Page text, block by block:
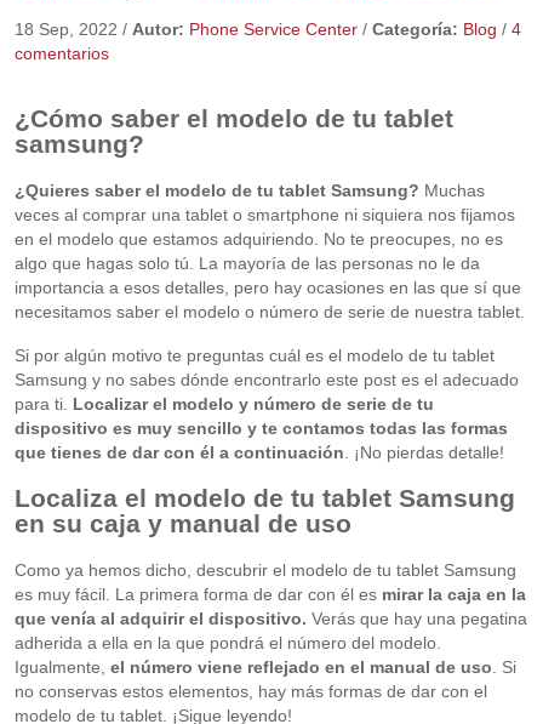
18 Sep, 2022 / Autor: Phone Service Center/ Categoría: Blog / 4
comentarios
¿Cómo saber el modelo de tu tablet
samsung?
¿Quieres saber el modelo de tu tablet Samsung? Muchas
veces al comprar una tablet o smartphone ni siquiera nos fijamos
en el modelo que estamos adquiriendo. No te preocupes, no es
algo que hagas solo tú. La mayoría de las personas no le da
importancia a esos detalles, pero hay ocasiones en las que sí que
necesitamos saber el modelo o número de serie de nuestra tablet.
Si por algún motivo te preguntas cuál es el modelo de tu tablet
Samsung y no sabes dónde encontrarlo este post es el adecuado
para ti. Localizar el modelo y número de serie de tu
dispositivo es muy sencillo y te contamos todas las formas
que tienes de dar con él a continuación . ¡No pierdas detalle!
Localiza el modelo de tu tablet Samsung
en su caja y manual de uso
Como ya hemos dicho, descubrir el modelo de tu tablet Samsung
es muy fácil. La primera forma de dar con él es mirar la caja en la
que venía al adquirir el dispositivo. Verás que hay una pegatina
adherida a ella en la que pondrá el número del modelo.
Igualmente, el número viene reflejado en el manual de uso . Si
no conservas estos elementos, hay más formas de dar con el
modelo de tu tablet. ¡Sigue leyendo!